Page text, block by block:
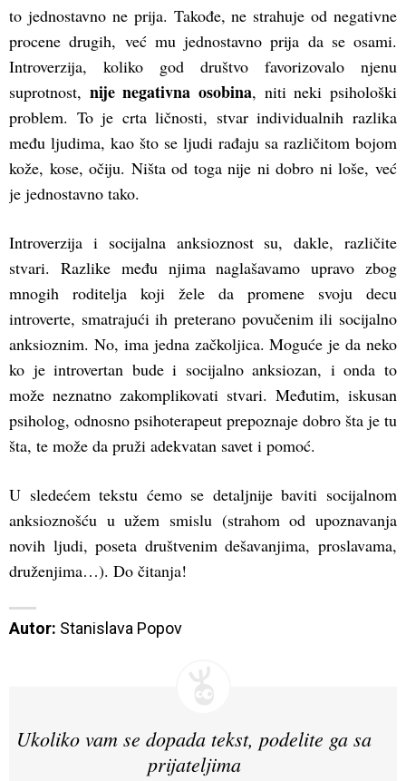
to jednostavno ne prija. Takođe, ne strahuje od negativne
procene drugih, već mu jednostavno prija da se osami.
Introverzija, koliko god društvo favorizovalo njenu
suprotnost, nije negativna osobina, niti neki psihološki
problem. To je crta ličnosti, stvar individualnih razlika
među ljudima, kao što se ljudi rađaju sa različitom bojom
kože, kose, očiju. Ništa od toga nije ni dobro ni loše, već
je jednostavno tako.
Introverzija i socijalna anksioznost su, dakle, različite
stvari. Razlike među njima naglašavamo upravo zbog
mnogih roditelja koji žele da promene svoju decu
introverte, smatrajući ih preterano povučenim ili socijalno
anksioznim. No, ima jedna začkoljica. Moguće je da neko
ko je introvertan bude i socijalno anksiozan, i onda to
može neznatno zakomplikovati stvari. Međutim, iskusan
psiholog, odnosno psihoterapeut prepoznaje dobro šta je tu
šta, te može da pruži adekvatan savet i pomoć.
U sledećem tekstu ćemo se detaljnije baviti socijalnom
anksioznošću u užem smislu (strahom od upoznavanja
novih ljudi, poseta društvenim dešavanjima, proslavama,
druženjima…). Do čitanja!
Autor: Stanislava Popov
Ukoliko vam se dopada tekst, podelite ga sa
prijateljima